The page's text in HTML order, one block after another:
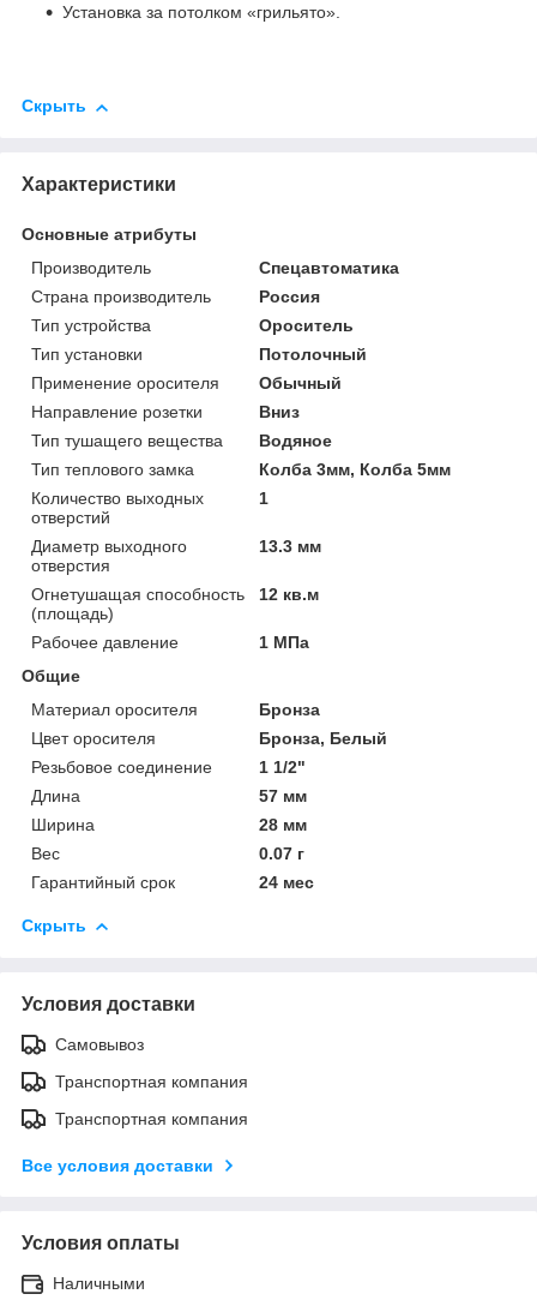
Установка за потолком «грильято».
Скрыть
Характеристики
Основные атрибуты
Производитель
Спецавтоматика
Страна производитель
Россия
Тип устройства
Ороситель
Тип установки
Потолочный
Применение оросителя
Обычный
Направление розетки
Вниз
Тип тушащего вещества
Водяное
Тип теплового замка
Колба 3мм, Колба 5мм
Количество выходных
отверстий
1
Диаметр выходного
отверстия
13.3 мм
Огнетушащая способность
(площадь)
12 кв.м
Рабочее давление
1 МПа
Общие
Материал оросителя
Бронза
Цвет оросителя
Бронза, Белый
Резьбовое соединение
1 1/2"
Длина
57 мм
Ширина
28 мм
Вес
0.07 г
Гарантийный срок
24 мес
Скрыть
Условия доставки
Самовывоз
Транспортная компания
Транспортная компания
Все условия доставки
Условия оплаты
Наличными